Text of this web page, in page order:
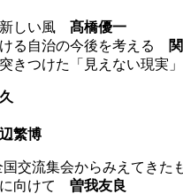
新しい風 髙橋優一
ける自治の今後を考える
きつけた「見えない現実
繁博
交流集会からみえてきた
に向けて 曽我友良